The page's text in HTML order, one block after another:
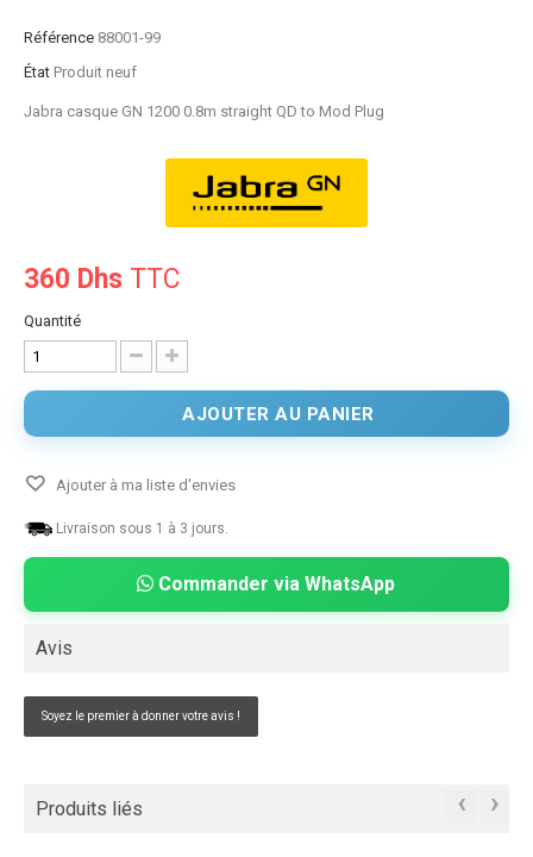
Référence 88001-99
État Produit neuf
Jabra casque GN 1200 0.8m straight QD to Mod Plug
360 Dhs TTC
Quantité
AJOUTER AU PANIER
Ajouter à ma liste d'envies
Livraison sous 1 à 3 jours.
Commander via WhatsApp
Avis
Soyez le premier à donner votre avis !
Produits liés ‹ ›